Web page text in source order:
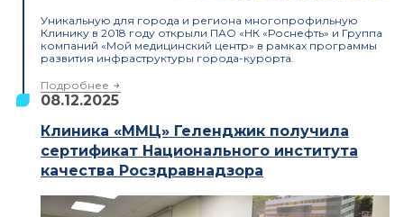
Уникальную для города и региона многопрофильную
Клинику в 2018 году открыли ПАО «НК «Роснефть» и Группа
компаний «Мой медицинский центр» в рамках программы
развития инфраструктуры города-курорта.
Подробнее
08.12.2025
Клиника «ММЦ» Геленджик получила
сертификат Национального института
качества Росздравнадзора